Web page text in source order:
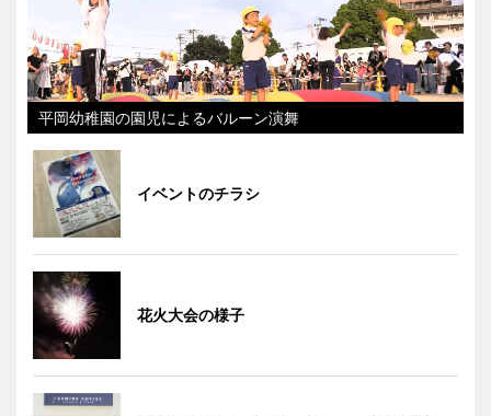
平岡幼稚園の園児によるバルーン演舞
イベントのチラシ
花火大会の様子